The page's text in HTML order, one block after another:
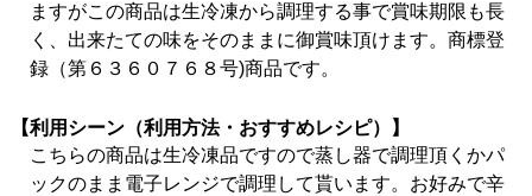
ますがこの商品は生冷凍から調理する事で賞味期限も長
く、出来たての味をそのままに御賞味頂けます。商標登
録（第６３６０７６８号)商品です。
【利用シーン（利用方法・おすすめレシピ）】
こちらの商品は生冷凍品ですので蒸し器で調理頂くかパ
ックのまま電子レンジで調理して貰います。お好みで辛